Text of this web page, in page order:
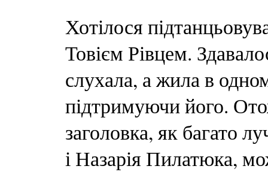
Хотілося
Товієм Рівцем.
слухала, а жила в
підтримуючи його.
заголовка, як багато
і Назарія Пилатюка,